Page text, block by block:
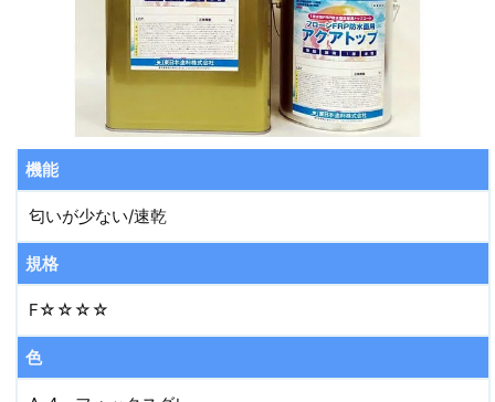
機能
匂いが少ない/速乾
規格
F☆☆☆☆
色